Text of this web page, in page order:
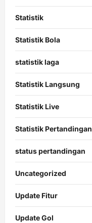
Statistik
Statistik Bola
statistik laga
Statistik Langsung
Statistik Live
Statistik Pertandingan
status pertandingan
Uncategorized
Update Fitur
Update Gol